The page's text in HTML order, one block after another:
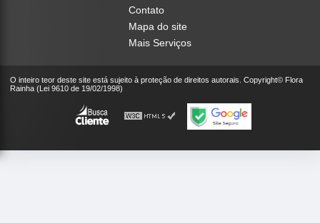
Contato
Mapa do site
Mais Serviços
O inteiro teor deste site está sujeito à proteção de direitos autorais. Copyright© Flora
Rainha (Lei 9610 de 19/02/1998)